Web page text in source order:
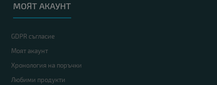
МОЯТ АКАУНТ
GDPR съгласие
Моят акаунт
Хронология на поръчки
Любими продукти